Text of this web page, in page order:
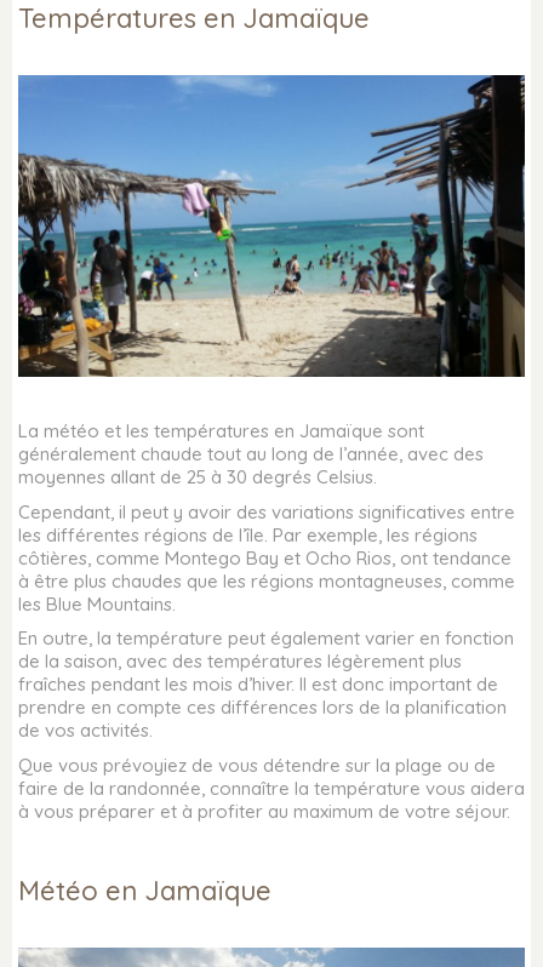
Températures en Jamaïque
La météo et les températures en Jamaïque sont
généralement chaude tout au long de l’année, avec des
moyennes allant de 25 à 30 degrés Celsius.
Cependant, il peut y avoir des variations significatives entre
les différentes régions de l’île. Par exemple, les régions
côtières, comme Montego Bay et Ocho Rios, ont tendance
à être plus chaudes que les régions montagneuses, comme
les Blue Mountains.
En outre, la température peut également varier en fonction
de la saison, avec des températures légèrement plus
fraîches pendant les mois d’hiver. Il est donc important de
prendre en compte ces différences lors de la planification
de vos activités.
Que vous prévoyiez de vous détendre sur la plage ou de
faire de la randonnée, connaître la température vous aidera
à vous préparer et à profiter au maximum de votre séjour.
Météo en Jamaïque